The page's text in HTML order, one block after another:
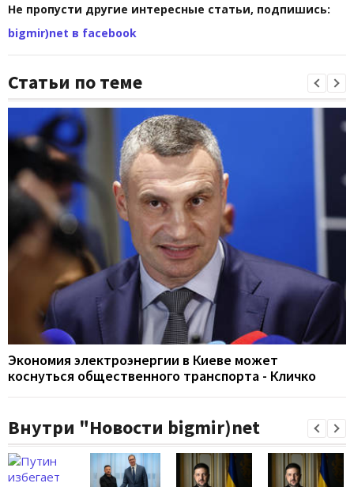
Не пропусти другие интересные статьи, подпишись:
bigmir)net в facebook
Статьи по теме
Экономия электроэнергии в Киеве может
коснуться общественного транспорта - Кличко
Внутри "Новости bigmir)net